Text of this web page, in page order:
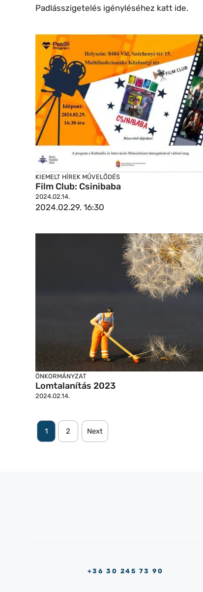
Padlásszigetelés igényléséhez katt ide.
KIEMELT HÍREK MŰVELŐDÉS
Film Club: Csinibaba
2024.02.14.
2024.02.29. 16:30
ÖNKORMÁNYZAT
Lomtalanítás 2023
2024.02.14.
1 2 Next
+36 30 245 73 90